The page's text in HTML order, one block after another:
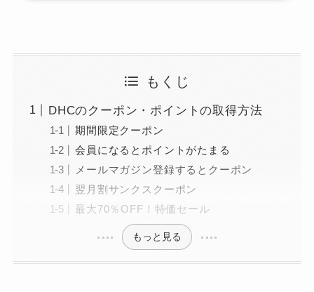
もくじ
DHCのクーポン・ポイントの取得方法
期間限定クーポン
会員になるとポイントがたまる
メールマガジン登録するとクーポン
翌月割サンクスクーポン
最大70％OFF！特価セール
もっと見る